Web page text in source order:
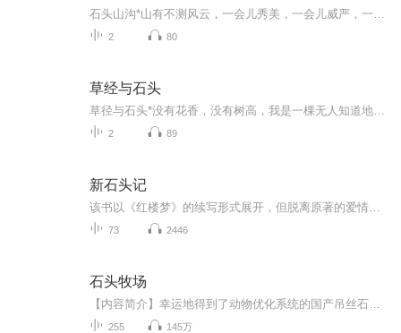
2 80
草经与石头
2 89
新石头记
73 2446
石头牧场
255 145万